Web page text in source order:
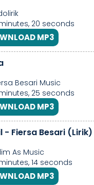
20 seconds
MP3
Besari Music
25 seconds
MP3
- Fiersa Besari (Lirik)
As Music
14 seconds
MP3